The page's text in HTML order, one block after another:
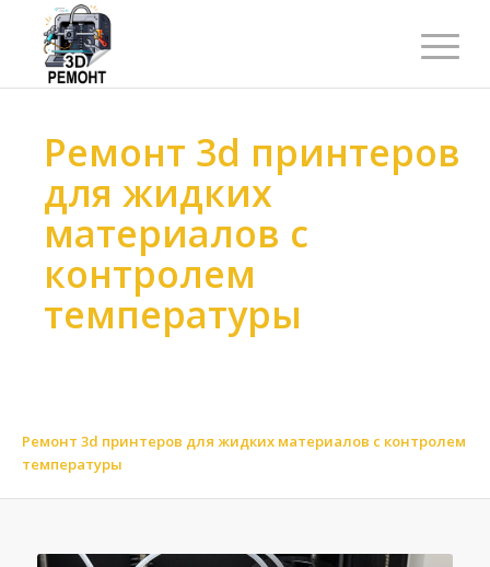
Ремонт 3d принтеров
для жидких
материалов с
контролем
температуры
Ремонт 3d принтеров для жидких материалов с контролем
температуры